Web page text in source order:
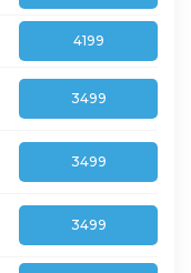
4199
3499
3499
3499